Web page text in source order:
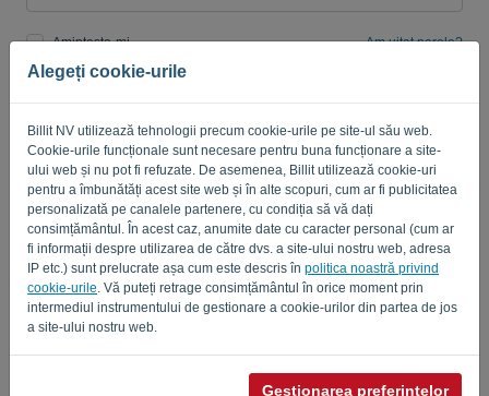
Alegeți cookie-urile
Billit NV utilizează tehnologii precum cookie-urile pe site-ul său web.
Cookie-urile funcționale sunt necesare pentru buna funcționare a site-
ului web și nu pot fi refuzate. De asemenea, Billit utilizează cookie-uri
pentru a îmbunătăți acest site web și în alte scopuri, cum ar fi publicitatea
personalizată pe canalele partenere, cu condiția să vă dați
consimțământul. În acest caz, anumite date cu caracter personal (cum ar
fi informații despre utilizarea de către dvs. a site-ului nostru web, adresa
IP etc.) sunt prelucrate așa cum este descris în politica noastră privind
cookie-urile . Vă puteți retrage consimțământul în orice moment prin
intermediul instrumentului de gestionare a cookie-urilor din partea de jos
a site-ului nostru web.
Gestionarea preferințelor
Amintește-mi Am uitat parola?
Politica de Confidențialitate-Termeni si Conditii